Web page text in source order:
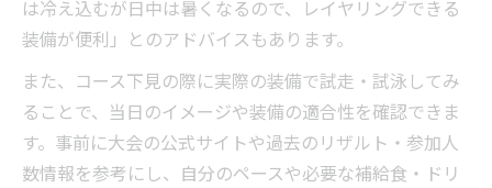
は冷え込むが日中は暑くなるので、レイヤリングできる
装備が便利」とのアドバイスもあります。
また、コース下見の際に実際の装備で試走・試泳してみ
ることで、当日のイメージや装備の適合性を確認できま
す。事前に大会の公式サイトや過去のリザルト・参加人
数情報を参考にし、自分のペースや必要な補給食・ドリ